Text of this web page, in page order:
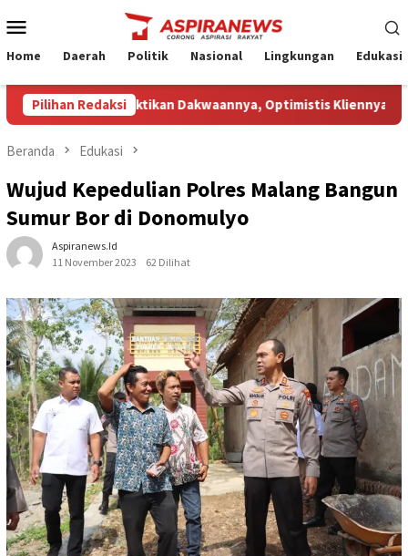
ke
Mobile
Home Daerah Politik Nasional Lingkungan Edukasi
Pilihan Redaksi
JPU Gagal Buktikan Dakwaannya, Optimistis Kliennya
Beranda Edukasi
Wujud Kepedulian Polres Malang Bangun
Sumur Bor di Donomulyo
Aspiranews.id
11 November 2023
62 Dilihat